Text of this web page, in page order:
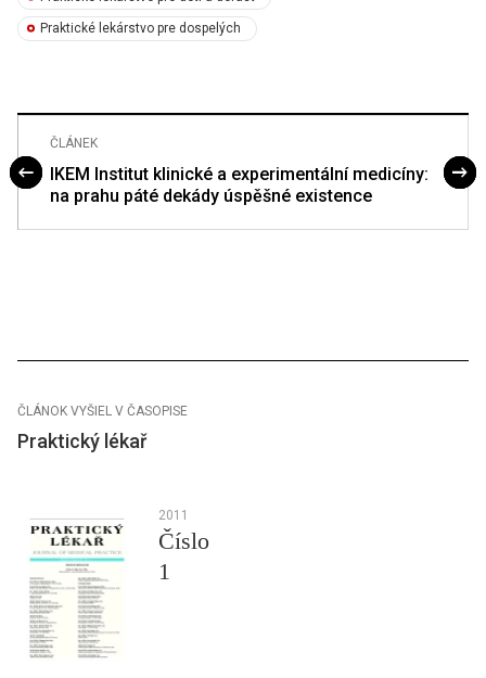
Praktické lekárstvo pre dospelých
ČLÁNEK
IKEM Institut klinické a experimentální medicíny:
na prahu páté dekády úspěšné existence
ČLÁNOK VYŠIEL V ČASOPISE
Praktický lékař
2011
Číslo
1